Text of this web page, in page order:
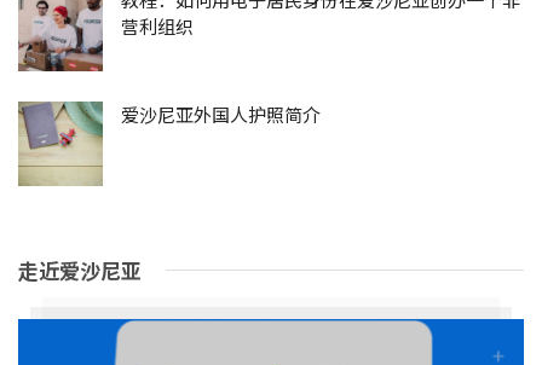
营利组织
爱沙尼亚外国人护照简介
走近爱沙尼亚